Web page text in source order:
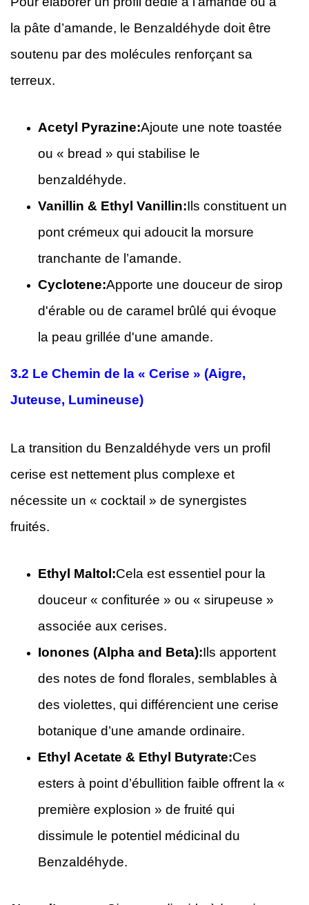
la pâte d’amande, le Benzaldéhyde doit être
soutenu par des molécules renforçant sa
terreux.
Acetyl Pyrazine:Ajoute une note toastée
ou « bread » qui stabilise le
benzaldéhyde.
Vanillin & Ethyl Vanillin:Ils constituent un
pont crémeux qui adoucit la morsure
tranchante de l’amande.
Cyclotene:Apporte une douceur de sirop
d'érable ou de caramel brûlé qui évoque
la peau grillée d'une amande.
3.2 Le Chemin de la « Cerise » (Aigre,
Juteuse, Lumineuse)
La transition du Benzaldéhyde vers un profil
cerise est nettement plus complexe et
nécessite un « cocktail » de synergistes
fruités.
Ethyl Maltol:Cela est essentiel pour la
douceur « confiturée » ou « sirupeuse »
associée aux cerises.
Ionones (Alpha and Beta):Ils apportent
des notes de fond florales, semblables à
des violettes, qui différencient une cerise
botanique d’une amande ordinaire.
Ethyl Acetate & Ethyl Butyrate:Ces
esters à point d’ébullition faible offrent la «
première explosion » de fruité qui
dissimule le potentiel médicinal du
Benzaldéhyde.